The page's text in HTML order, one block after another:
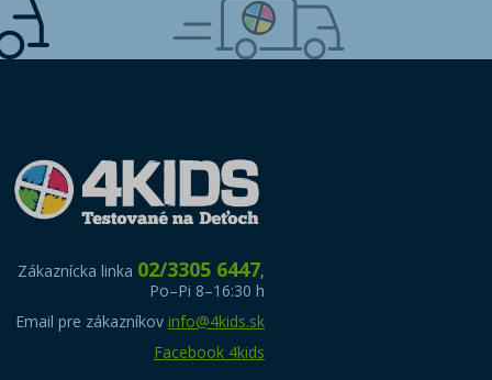
Zákaznícka linka 02/3305 6447,
Po–Pi 8–16:30 h
Email pre zákazníkov info@4kids.sk
Facebook 4kids